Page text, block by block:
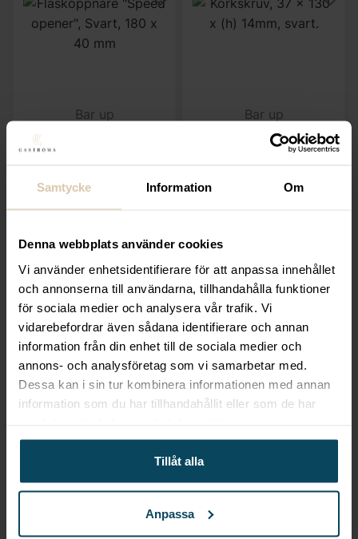
Samtycke Information Om
Denna webbplats använder cookies
Vi använder enhetsidentifierare för att anpassa innehållet
och annonserna till användarna, tillhandahålla funktioner
för sociala medier och analysera vår trafik. Vi
vidarebefordrar även sådana identifierare och annan
information från din enhet till de sociala medier och
annons- och analysföretag som vi samarbetar med.
Dessa kan i sin tur kombinera informationen med annan
information som du har tillhandahållit eller som de har
Tillåt alla
Anpassa
Bar up
Flasköppnare ”Speed
opener”, Svart, 180 x
55,20
KÖP
Bar up
Korkskruv, 37 x 130 x
(h) 14mm, svart
kr
Beskrivning
Vinöppnare Pulltaps Basic svart
Upplev en smidig och pålitlig öppning av din
Denna vinöppnare är en enklare modell av Pulltex
utformad med fokus på funktionalitet och